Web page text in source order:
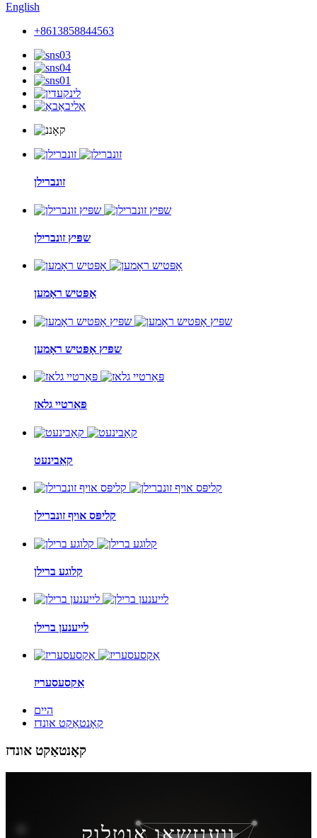
English
+8613858844563
זונברילן
שפּיץ זונברילן
אָפּטיש ראָמען
שפּיץ אָפּטיש ראָמען
פּאַרטיי גלאז
קאַבינעט
קליפּס אויף זונברילן
קלוגע ברילן
לייענען ברילן
אַקסעסעריז
היים
קאָנטאַקט אונדז
קאָנטאַקט אונדז